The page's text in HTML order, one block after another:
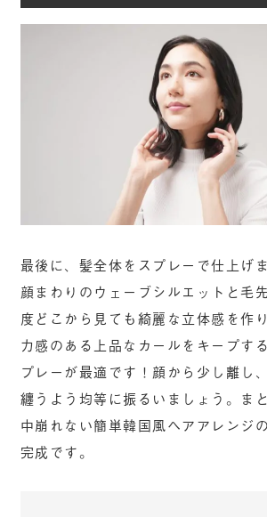
最後に、髪全体をスプレーで仕上げ
顔まわりのウェーブシルエットと毛
度どこから見ても綺麗な立体感を作
力感のある上品なカールをキープす
プレーが最適です！顔から少し離し
纏うよう均等に振るいましょう。ま
中崩れない簡単韓国風ヘアアレンジ
完成です。